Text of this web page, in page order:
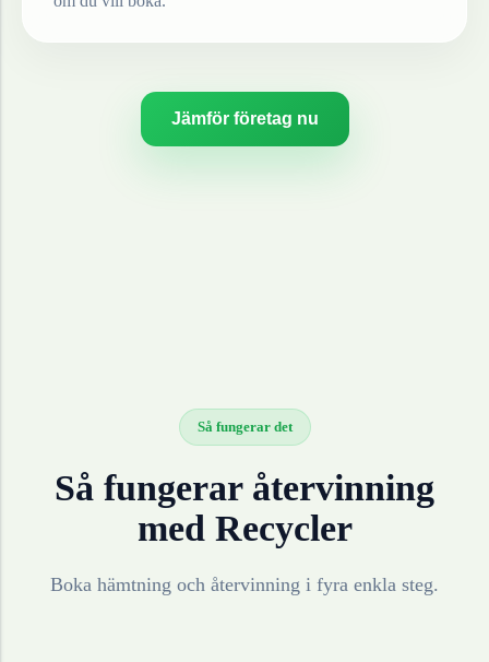
Jämför företag nu
Så fungerar det
Så fungerar återvinning
med Recycler
Boka hämtning och återvinning i fyra enkla steg.